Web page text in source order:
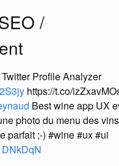
/
Twitter Profile Analyzer
https://t.co/
Best wine app UX
photo du menu des vins
parfait ;-) #wine #ux #ui